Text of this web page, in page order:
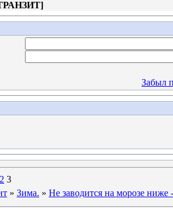
]
Забыл
2 3
» Зима. » Не заводится на морозе ниже